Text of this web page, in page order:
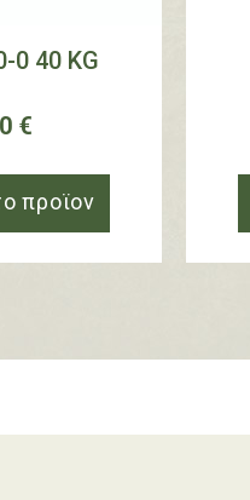
0 40 KG
€
προϊoν